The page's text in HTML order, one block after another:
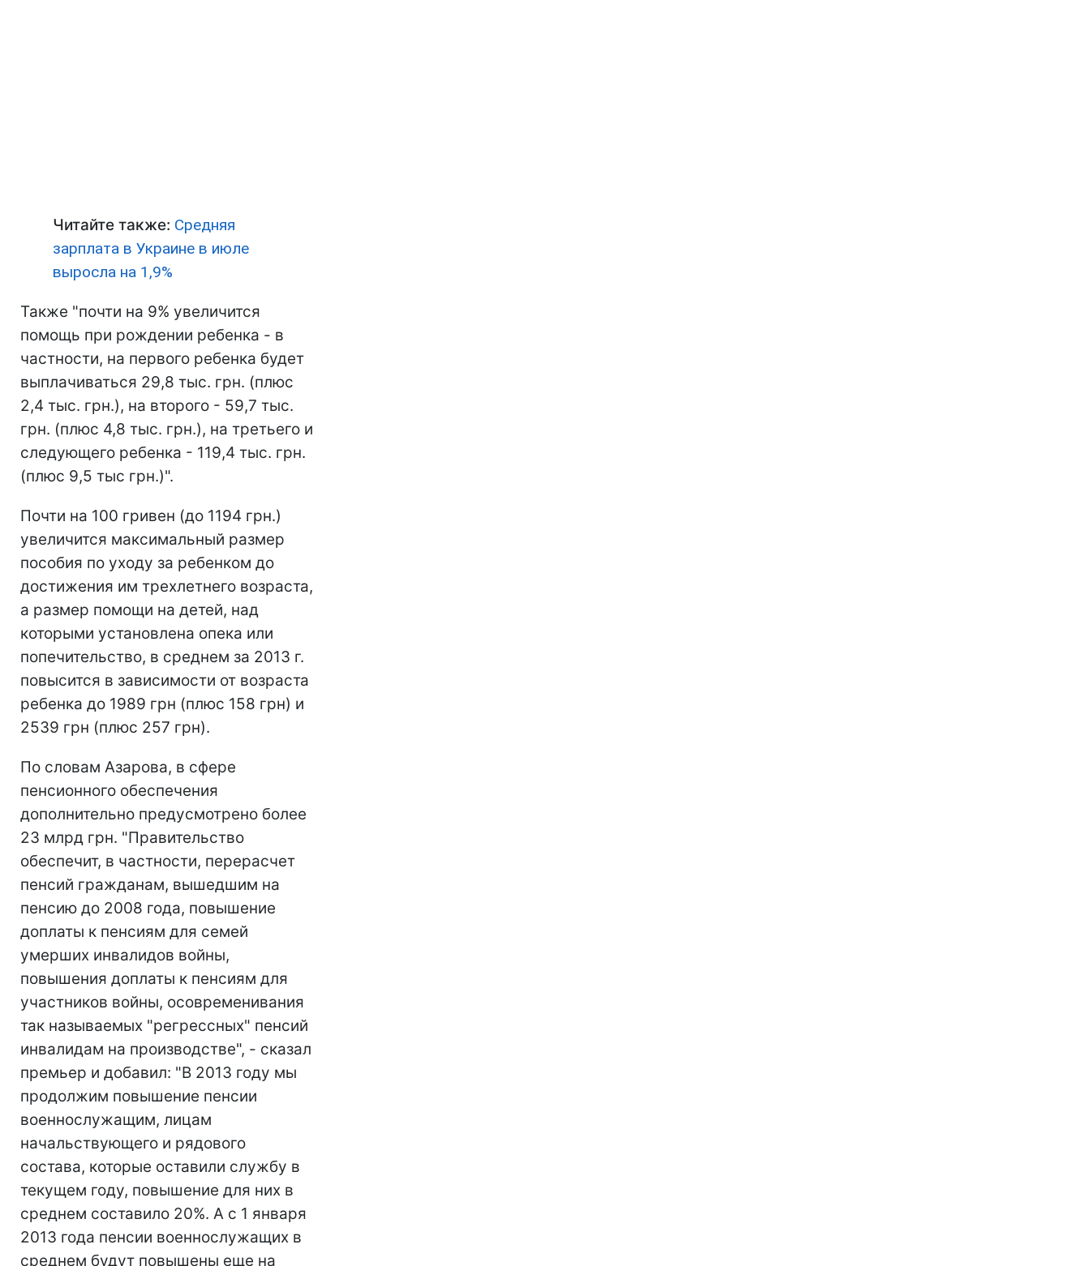
Читайте также: Средняя
зарплата в Украине в июле
выросла на 1,9%
Также "почти на 9% увеличится
помощь при рождении ребенка - в
частности, на первого ребенка будет
выплачиваться 29,8 тыс. грн. (плюс
2,4 тыс. грн.), на второго - 59,7 тыс.
грн. (плюс 4,8 тыс. грн.), на третьего и
следующего ребенка - 119,4 тыс. грн.
(плюс 9,5 тыс грн.)".
Почти на 100 гривен (до 1194 грн.)
увеличится максимальный размер
пособия по уходу за ребенком до
достижения им трехлетнего возраста,
а размер помощи на детей, над
которыми установлена опека или
попечительство, в среднем за 2013 г.
повысится в зависимости от возраста
ребенка до 1989 грн (плюс 158 грн) и
2539 грн (плюс 257 грн).
По словам Азарова, в сфере
пенсионного обеспечения
дополнительно предусмотрено более
23 млрд грн. "Правительство
обеспечит, в частности, перерасчет
пенсий гражданам, вышедшим на
пенсию до 2008 года, повышение
доплаты к пенсиям для семей
умерших инвалидов войны,
повышения доплаты к пенсиям для
участников войны, осовременивания
так называемых "регрессных" пенсий
инвалидам на производстве", - сказал
премьер и добавил: "В 2013 году мы
продолжим повышение пенсии
военнослужащим, лицам
начальствующего и рядового
состава, которые оставили службу в
текущем году, повышение для них в
среднем составило 20%. А с 1 января
2013 года пенсии военнослужащих в
среднем будут повышены еще на